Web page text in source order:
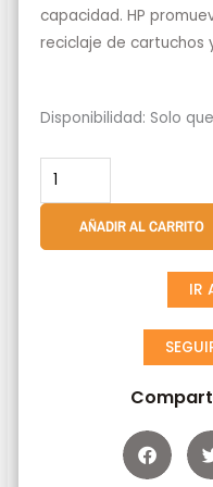
capacidad. HP
reciclaje de cartuchos
Disponibilidad: Solo
Cartucho
Toner
HP
Cian
AÑADIR AL CARRITO
IR